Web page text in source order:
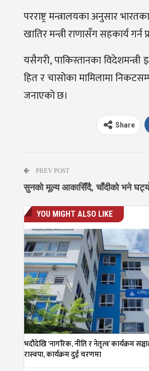
परराष्ट्र मन्त्रालयका अनुसार
खातिर मन्त्री राणासँग सहकार्य
यसैगरी, पाकिस्तानका
हित र चासोका मामिलामा
जनाएको छ।
Share
PREV POST
सुनको मूल्य आकासिँदै, चाँदीको भने
YOU MIGHT ALSO LIKE
भदौदेखि ‘नागरिक, नीति र नेतृत्व’ कार्यक्रम
रास्वपा, कार्यक्रम दुई चरणमा